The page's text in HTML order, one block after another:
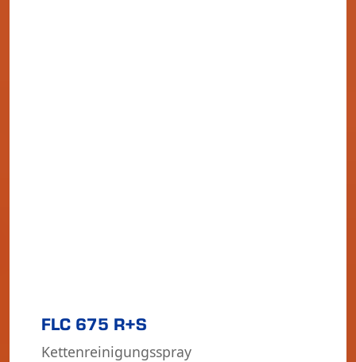
FLC 675 R+S
Ket­ten­rei­ni­gungs­spray